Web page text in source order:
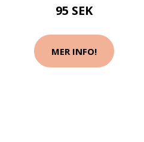
95 SEK
MER INFO!